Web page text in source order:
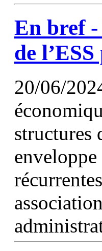
En bref -
de
20/06/
structures